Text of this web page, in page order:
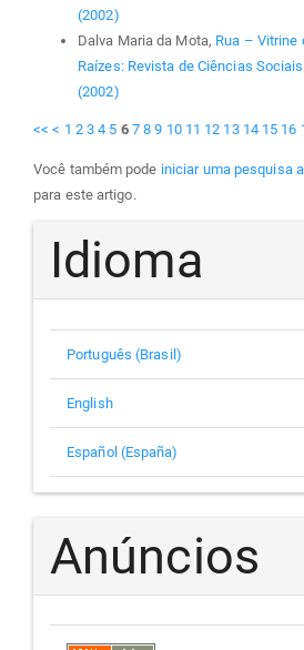
(2002)
Dalva Maria da Mota, Rua – Vitrine
Raízes: Revista de Ciências
(2002)
<< < 1 2 3 4 5 6 7 8 9 10 11 12 13 14 15 16
Você também pode iniciar uma pesquisa
para este artigo.
Idioma
Português (Brasil)
English
Español (España)
Anúncios